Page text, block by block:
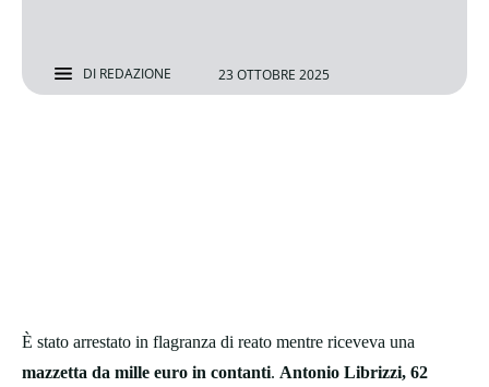
DI REDAZIONE 23 OTTOBRE 2025
È stato arrestato in flagranza di reato mentre riceveva una
mazzetta da mille euro in contanti. Antonio Librizzi, 62